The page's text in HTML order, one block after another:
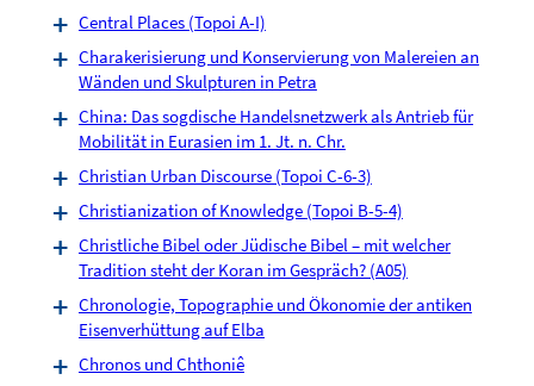
Central Places (Topoi A-I)
Charakerisierung und Konservierung von Malereien an
Wänden und Skulpturen in Petra
China: Das sogdische Handelsnetzwerk als Antrieb für
Mobilität in Eurasien im 1. Jt. n. Chr.
Christian Urban Discourse (Topoi C-6-3)
Christianization of Knowledge (Topoi B-5-4)
Christliche Bibel oder Jüdische Bibel – mit welcher
Tradition steht der Koran im Gespräch? (A05)
Chronologie, Topographie und Ökonomie der antiken
Eisenverhüttung auf Elba
Chronos und Chthoniê